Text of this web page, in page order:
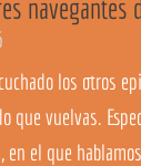
navegantes
los otros
que vuelvas.
en el que